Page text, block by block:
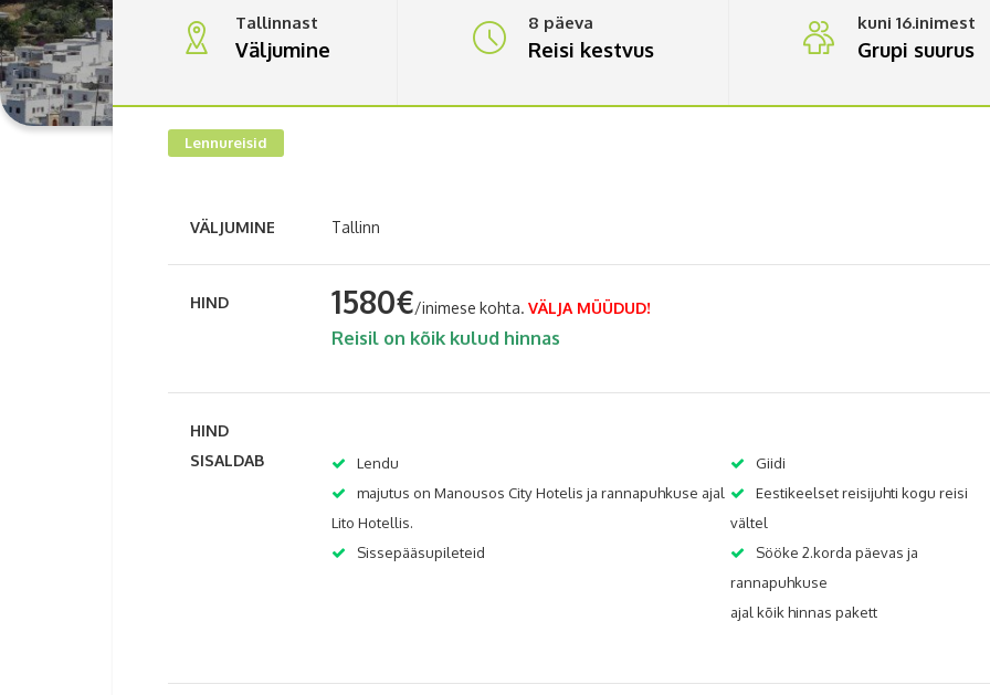
Tallinnast
Väljumine
8 päeva
Reisi kestvus
kuni 16.inimest
Grupi suurus
Lennureisid
VÄLJUMINE Tallinn
HIND 1580€/inimese kohta. VÄLJA MÜÜDUD!
Reisil on kõik kulud hinnas
HIND
SISALDAB
Lendu
majutus on Manousos City Hotelis ja rannapuhkuse ajal
Lito Hotellis.
Sissepääsupileteid
Giidi
Eestikeelset reisijuhti kogu reisi
vältel
Sööke 2.korda päevas ja
rannapuhkuse
ajal kõik hinnas pakett